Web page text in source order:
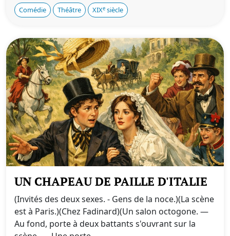
Comédie Théâtre XIXe siècle
UN CHAPEAU DE PAILLE D'ITALIE
(Invités des deux sexes. - Gens de la noce.)(La scène
est à Paris.)(Chez Fadinard)(Un salon octogone. —
Au fond, porte à deux battants s'ouvrant sur la